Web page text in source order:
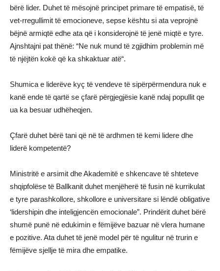
bërë lider. Duhet të mësojnë principet primare të empatisë, të
vet-rregullimit të emocioneve, sepse kështu si ata veprojnë
bëjnë armiqtë edhe ata që i konsiderojnë të jenë miqtë e tyre.
Ajnshtajni pat thënë: “Ne nuk mund të zgjidhim problemin më
të njëjtën kokë që ka shkaktuar atë“.
Shumica e liderëve kyç të vendeve të sipërpërmendura nuk e
kanë ende të qartë se çfarë përgjegjësie kanë ndaj popullit qe
ua ka besuar udhëheqjen.
Çfarë duhet bërë tani që në të ardhmen të kemi lidere dhe
liderë kompetentë?
Ministritë e arsimit dhe Akademitë e shkencave të shteteve
shqipfolëse të Ballkanit duhet menjëherë të fusin në kurrikulat
e tyre parashkollore, shkollore e universitare si lëndë obligative
‘lidershipin dhe inteligjencën emocionale”. Prindërit duhet bërë
shumë punë në edukimin e fëmijëve bazuar në vlera humane
e pozitive. Ata duhet të jenë model për të ngulitur në trurin e
fëmijëve sjellje të mira dhe empatike.